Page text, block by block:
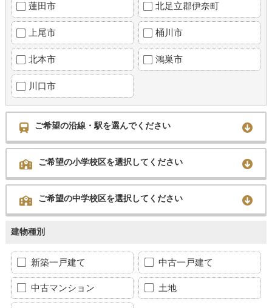
蓮田市 北足立郡伊奈町
上尾市 桶川市
北本市 鴻巣市
川口市
ご希望の沿線・駅を選んでください
ご希望の小学校区を選択してください
ご希望の中学校区を選択してください
建物種別
新築一戸建て 中古一戸建て
中古マンション 土地